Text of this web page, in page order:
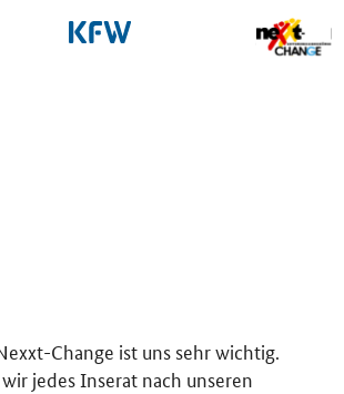
Change ist uns sehr wichtig.
jedes Inserat nach unseren